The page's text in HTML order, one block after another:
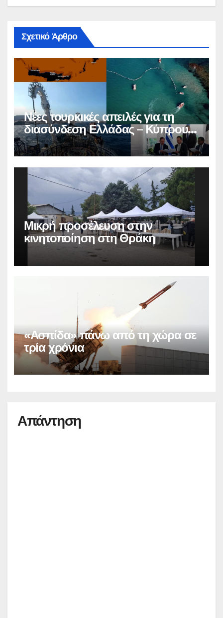
Σχετικό Άρθρο
Νέες τουρκικές απειλές για τη
διασύνδεση Ελλάδας – Κύπρου –
Ισραήλ
Μικρή προσέλευση στην
κινητοποίηση στη Θράκη
«Ασπίδα» πάνω από τη χώρα σε
τρία χρόνια
Απάντηση